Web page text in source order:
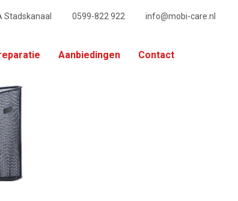
Stadskanaal 0599-822 922 info@mobi-care.nl
Aanbiedingen Contact